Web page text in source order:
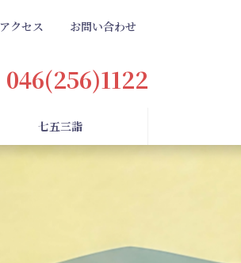
アクセス お問い合わせ
046(256)1122
七五三詣